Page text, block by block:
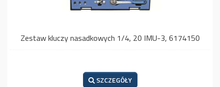
Zestaw kluczy nasadkowych 1/4, 20 IMU-3, 6174150
SZCZEGÓŁY